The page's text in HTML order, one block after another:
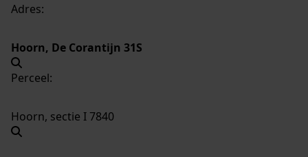
Adres:
Hoorn, De Corantijn 31S
Perceel:
Hoorn, sectie I 7840